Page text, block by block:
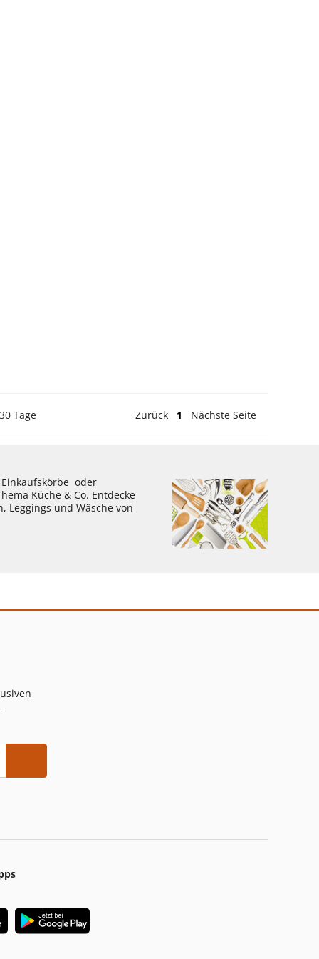
Tage Zurück 1 Nächste Seite
oder
Küche & Co. Entdecke
Leggings und Wäsche von